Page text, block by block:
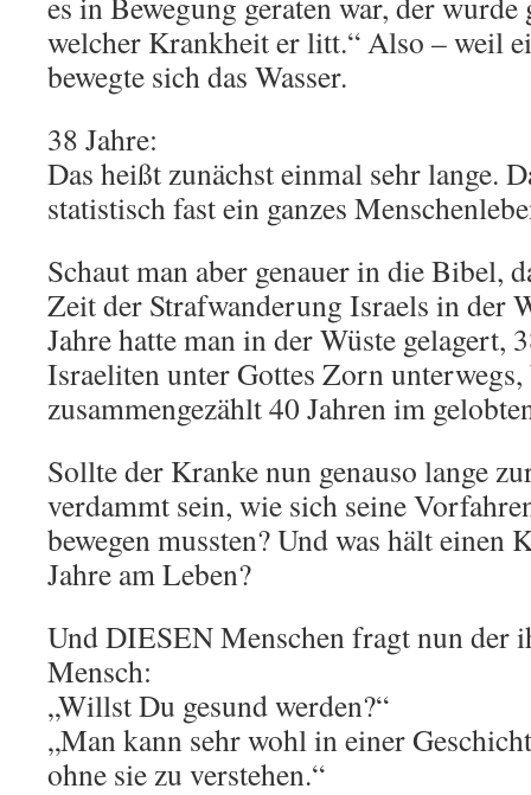
welcher Krankheit er litt.“ Also – weil
bewegte sich das Wasser.
38 Jahre:
Das heißt zunächst einmal sehr lange.
statistisch fast ein ganzes
Schaut man aber genauer in die Bibel,
Zeit der Strafwanderung Israels in der
Jahre hatte man in der Wüste gelagert,
Israeliten unter Gottes Zorn unterwegs,
zusammengezählt 40 Jahren im
Sollte der Kranke nun genauso lange
verdammt sein, wie sich seine
bewegen mussten? Und was hält einen
Jahre am Leben?
Und DIESEN Menschen fragt nun der
Mensch:
„Willst Du gesund werden?“
„Man kann sehr wohl in einer
ohne sie zu verstehen.“